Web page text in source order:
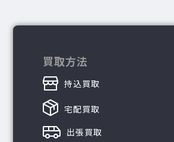
買取方法
持込買取
宅配買取
出張買取